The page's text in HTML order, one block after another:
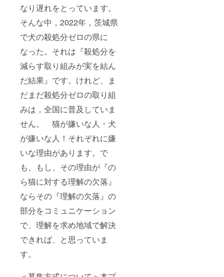
なり遅れをとっています。
そんな中，2022年，茨城県
で犬の殺処分ゼロの県に
なった。それは『殺処分を
減らす取り組みが実を結ん
だ結果』です。けれど、ま
だまだ殺処分ゼロの取り組
みは，全国に普及していま
せん。 猫が嫌いな人・犬
が嫌いな人！それぞれに嫌
いな理由があります。で
も、もし、その理由が『の
ら猫に対する理解の欠落』
ならその『理解の欠落』の
部分をコミュニケーション
で、理解を求め地域で解決
できれば、と思っていま
す。